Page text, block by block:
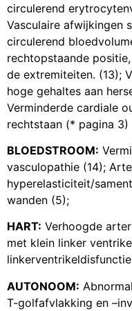
circulerend
Vasculaire afwijkingen
circulerend
rechtopstaande
de extremiteiten. (13);
hoge gehaltes aan
Verminderde cardiale
rechtstaan (* pagina 3)
BLOEDSTROOM:
vasculopathie (14);
hyperelasticiteit/
wanden (5);
HART: Verhoogde
met klein linker
AUTONOOM:
T-golfafvlakking en